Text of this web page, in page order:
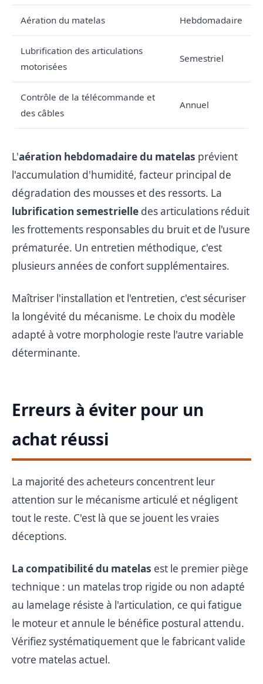
Aération du matelas Hebdomadaire
Lubrification des articulations
motorisées
Semestriel
Contrôle de la télécommande et
des câbles
Annuel
L'aération hebdomadaire du matelas prévient
l'accumulation d'humidité, facteur principal de
dégradation des mousses et des ressorts. La
lubrification semestrielle des articulations réduit
les frottements responsables du bruit et de l'usure
prématurée. Un entretien méthodique, c'est
plusieurs années de confort supplémentaires.
Maîtriser l'installation et l'entretien, c'est sécuriser
la longévité du mécanisme. Le choix du modèle
adapté à votre morphologie reste l'autre variable
déterminante.
Erreurs à éviter pour un
achat réussi
La majorité des acheteurs concentrent leur
attention sur le mécanisme articulé et négligent
tout le reste. C'est là que se jouent les vraies
déceptions.
La compatibilité du matelas est le premier piège
technique : un matelas trop rigide ou non adapté
au lamelage résiste à l'articulation, ce qui fatigue
le moteur et annule le bénéfice postural attendu.
Vérifiez systématiquement que le fabricant valide
votre matelas actuel.